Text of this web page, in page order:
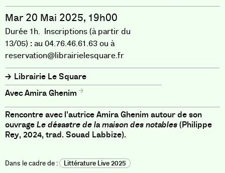
Mar 20 Mai 2025, 19h00
Durée 1h. Inscriptions (à partir du
13/05) : au 04.76.46.61.63 ou à
reservation@librairielesquare.fr
Librairie Le Square
Amira Ghenim
Rencontre avec l’autrice Amira Ghenim autour de son
ouvrageLe désastre de la maison des notables(Philippe
Rey, 2024, trad. Souad Labbize).
Littérature Live 2025